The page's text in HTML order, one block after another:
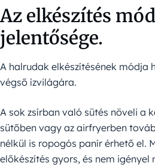
Az elkészítés
jelentősége.
A halrudak elkészítésének módja
végső ízvilágára.
A sok zsírban való sütés növeli a
sütőben vagy az airfryerben
nélkül is ropogós panír érhető el.
előkészítés gyors, és nem igényel